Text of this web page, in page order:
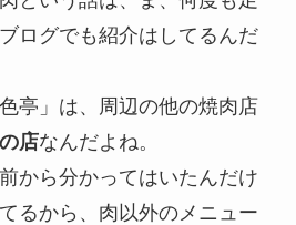
ログでも紹介はしてるんだ
亭」は、周辺の他の焼肉店
店なんだよね。
から分かってはいたんだけ
るから、肉以外のメニュー